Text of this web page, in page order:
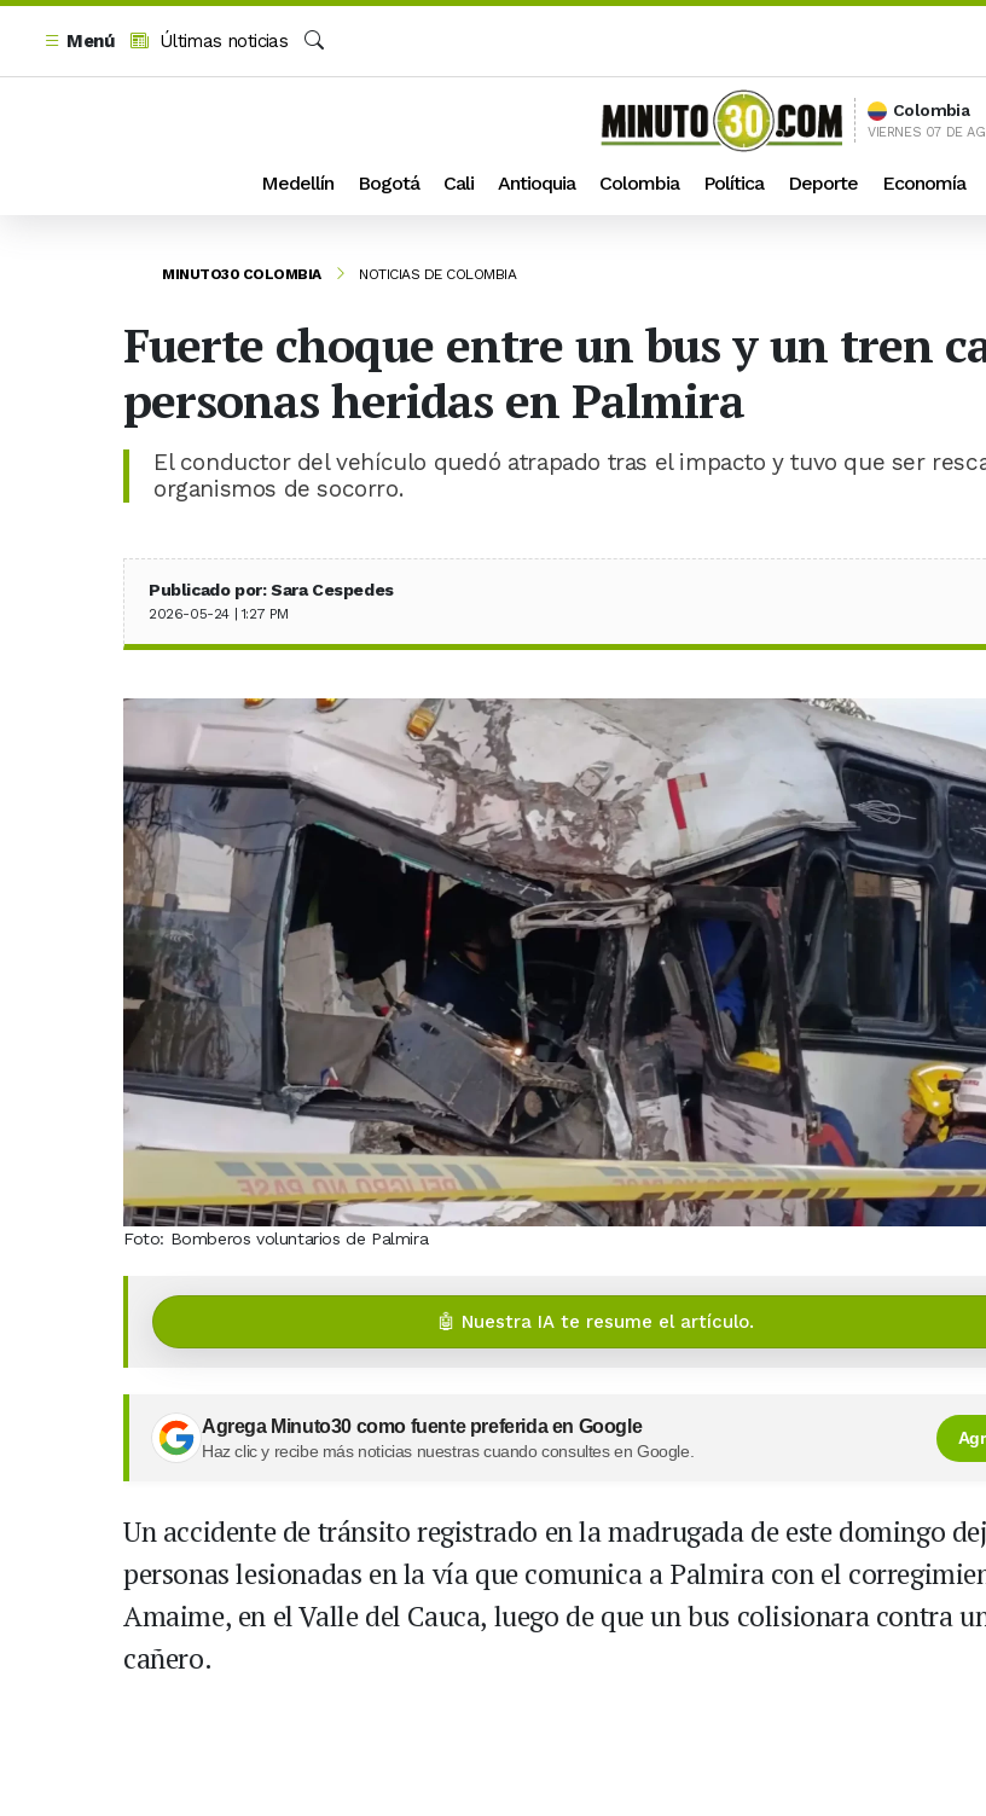
Menú
Últimas noticias
Colombia
VIERNES 07 DE
Medellín Bogotá Cali Antioquia Colombia Política Deporte Economía
MINUTO30 COLOMBIA NOTICIAS DE COLOMBIA
Fuerte choque entre un bus y un tren
personas heridas en Palmira
El conductor del vehículo quedó atrapado tras el impacto y tuvo que ser
organismos de socorro.
Publicado por: Sara Cespedes
2026-05-24 | 1:27 PM
Foto: Bomberos voluntarios de Palmira
🤖 Nuestra IA te resume el artículo.
Agrega Minuto30 como fuente preferida en Google
Haz clic y recibe más noticias nuestras cuando consultes en Google.
Un accidente de tránsito registrado en la madrugada de este domingo
personas lesionadas en la vía que comunica a Palmira con el
Amaime, en el Valle del Cauca, luego de que un bus colisionara contra
cañero.